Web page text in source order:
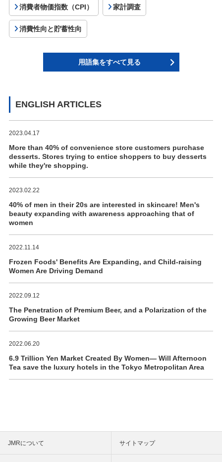
消費者物価指数（CPI） 家計調査
消費性向と貯蓄性向
用語集をすべて見る
ENGLISH ARTICLES
2023.04.17
More than 40% of convenience store customers purchase
desserts. Stores trying to entice shoppers to buy desserts
while they're shopping.
2023.02.22
40% of men in their 20s are interested in skincare! Men's
beauty expanding with awareness approaching that of
women
2022.11.14
Frozen Foods' Benefits Are Expanding, and Child-raising
Women Are Driving Demand
2022.09.12
The Penetration of Premium Beer, and a Polarization of the
Growing Beer Market
2022.06.20
6.9 Trillion Yen Market Created By Women― Will Afternoon
Tea save the luxury hotels in the Tokyo Metropolitan Area
JMRについて サイトマップ